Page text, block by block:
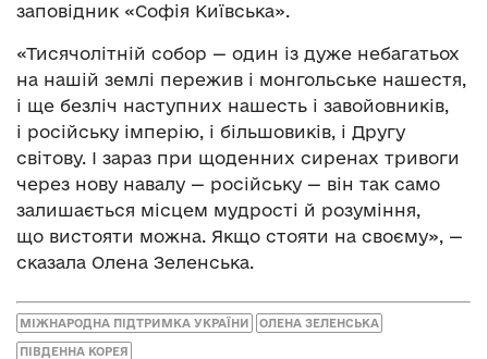
заповідник «Софія Київська».
«Тисячолітній собор — один із дуже небагатьох
на нашій землі пережив і монгольське нашестя,
і ще безліч наступних нашесть і завойовників,
і російську імперію, і більшовиків, і Другу
світову. І зараз при щоденних сиренах тривоги
через нову навалу — російську — він так само
залишається місцем мудрості й розуміння,
що вистояти можна. Якщо стояти на своєму», —
сказала Олена Зеленська.
МІЖНАРОДНА ПІДТРИМКА УКРАЇНИ ОЛЕНА ЗЕЛЕНСЬКА
ПІВДЕННА КОРЕЯ